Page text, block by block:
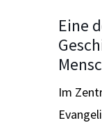
Eine
Im